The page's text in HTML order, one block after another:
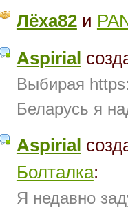
Лёха82и
Aspirial
Выбирая
Беларусь я
Aspirial
Болталка:
Я недавно